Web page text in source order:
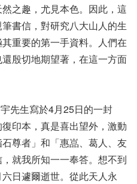
之趣，尤見本色。因此，這
書信，對研究八大山人的生
重要的第一手資料。人們在
殷切地期望著，在這一方面
生寫於4月25日的一封
印本，真是喜出望外，激動
尊者」和「惠嵓、葛人、友
就我所知一一奉答。想不到
日遽爾逝世。從此天人永